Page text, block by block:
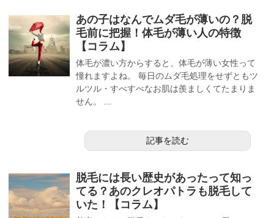
あの子はなんでムダ毛が薄いの？脱
毛前に把握！体毛が薄い人の特徴
【コラム】
体毛が濃い方からすると、体毛が薄い女性って
憧れますよね。 毎日のムダ毛処理をせずともツ
ルツル・すべすべなお肌は羨ましくてたまりま
せん。 ...
記事を読む
脱毛には長い歴史があったって知っ
てる？あのクレオパトラも脱毛して
いた！【コラム】